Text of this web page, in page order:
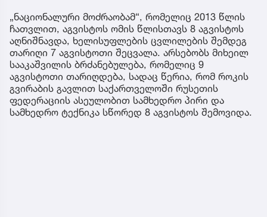
„ნაციონალური მოძრაობამ“, რომელიც 2013 წლის
ჩათვლით, აგვისტოს ომის წლისთავს 8 აგვისტოს
აღნიშნავდა, ხელისუფლების ცვლილების შემდეგ
თარიღი 7 აგვისტოთი შეცვალა. არსებობს მიხეილ
სააკაშვილის ბრძანებულება, რომელიც 9
აგვისტოთი თარიღდება, სადაც წერია, რომ როკის
გვირაბის გავლით საქართველოში რუსეთის
ფედერაციის ასეულობით სამხედრო პირი და
სამხედრო ტექნიკა სწორედ 8 აგვისტოს შემოვიდა.